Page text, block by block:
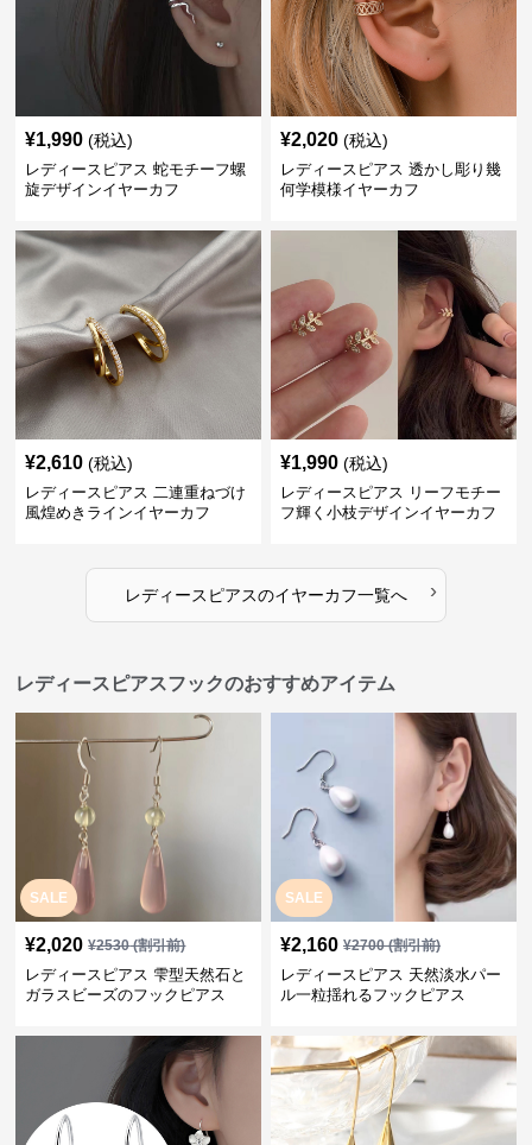
¥1,990 (税込)
レディースピアス 蛇モチーフ螺
旋デザインイヤーカフ
¥2,020 (税込)
レディースピアス 透かし彫り幾
何学模様イヤーカフ
¥2,610 (税込)
レディースピアス 二連重ねづけ
風煌めきラインイヤーカフ
¥1,990 (税込)
レディースピアス リーフモチー
フ輝く小枝デザインイヤーカフ
レディースピアスのイヤーカフ一覧へ ›
レディースピアスフックのおすすめアイテム
SALE
¥2,020 ¥2530(割引前)
レディースピアス 雫型天然石と
ガラスビーズのフックピアス
SALE
¥2,160 ¥2700(割引前)
レディースピアス 天然淡水パー
ル一粒揺れるフックピアス